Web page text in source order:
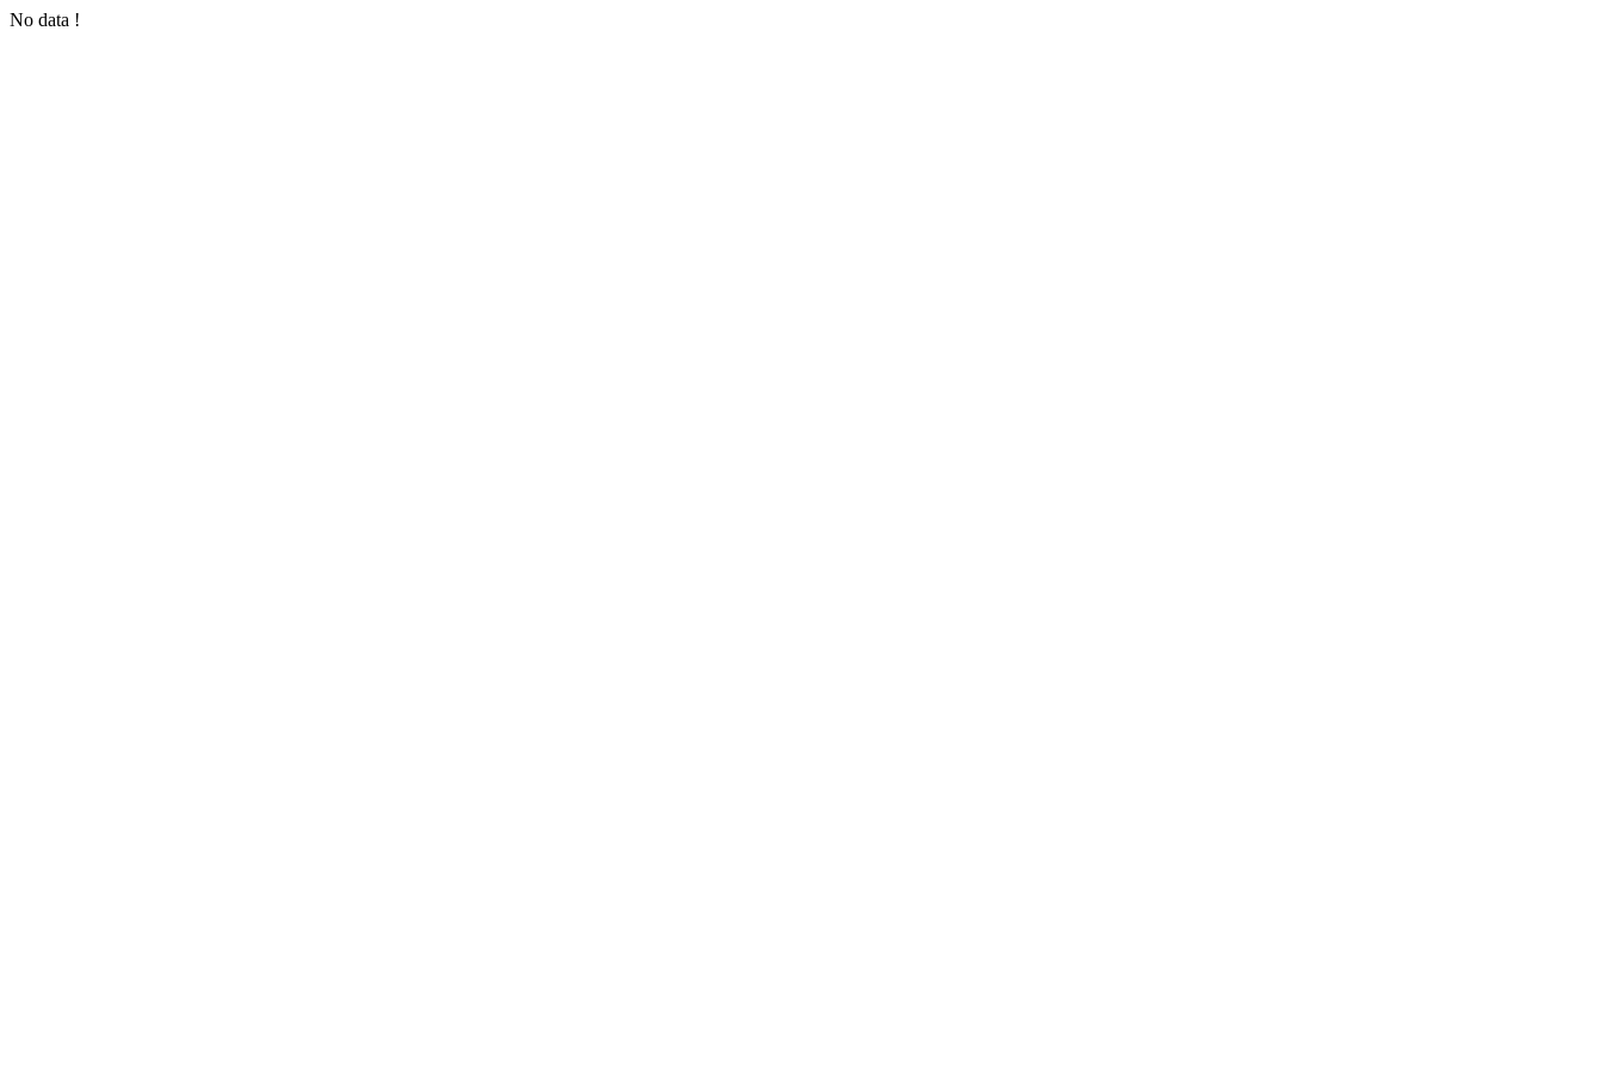
No data !